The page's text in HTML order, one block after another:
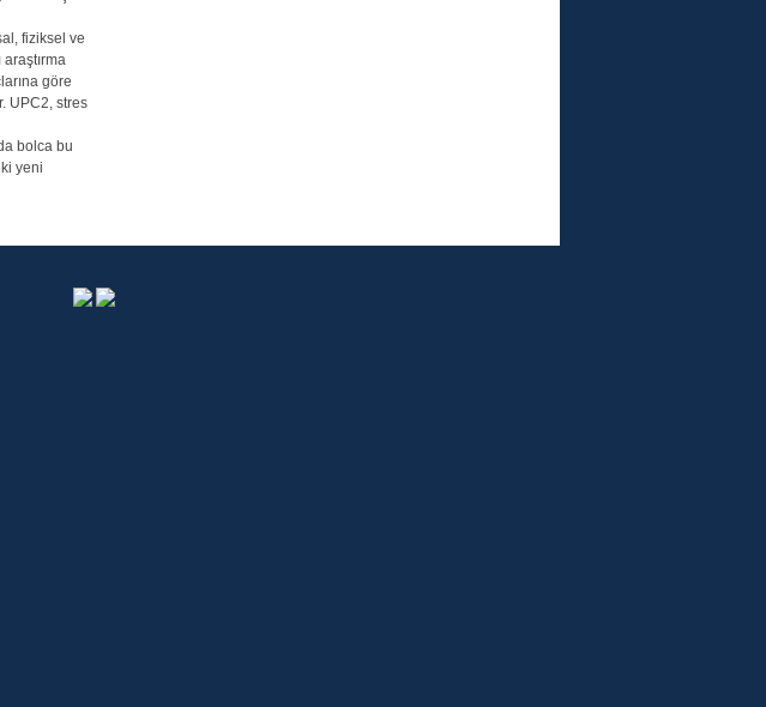
fiziksel ve
göre
UPC2, stres
bolca bu
yeni